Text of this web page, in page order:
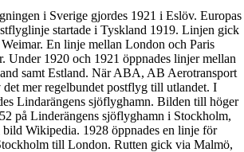
i Sverige gjordes 1921 i Eslöv. Europas
startade i Tyskland 1919. Linjen gick
Weimar. En linje mellan London och Paris
Under 1920 och 1921 öppnades linjer mellan
samt Estland. NärABA, AB Aerotransport
det mer regelbundet postflyg till utlandet. I
Lindarängens sjöflyghamn. Bilden till höger
på Linderängens sjöflyghamn i Stockholm,
bild Wikipedia. 1928 öppnades en linje för
till London. Rutten gick via Malmö,